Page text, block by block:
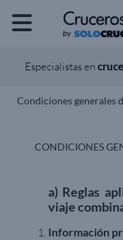
Especialistas en
Condiciones generales
CONDICIONES
a) Reglas
viaje
Información